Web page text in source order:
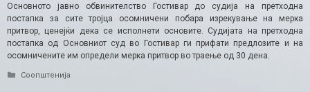
Основното јавно обвинителство Гостивар до судија на претходна
постапка за сите тројца осомничени побара изрекување на мерка
притвор, ценејќи дека се исполнети основите. Судијата на претходна
постапка од Основниот суд во Гостивар ги прифати предлозите и на
осомничените им определи мерка притвор во траење од 30 дена.
Categories
Соопштенија